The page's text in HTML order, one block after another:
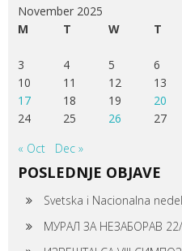
November 2025
M
T W T
3
4 5 6
10
11 12 13
17
18 19 20
24
25 26 27
« Oct
Dec »
POSLEDNJE OBJAVE
Svetska i Nacionalna
МУРАЛ ЗА НЕЗАБОРАВ